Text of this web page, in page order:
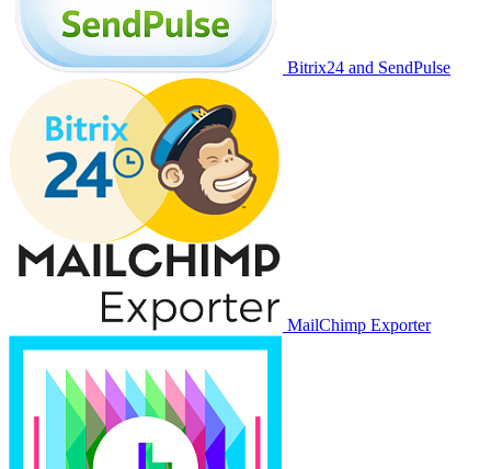
Bitrix24 and SendPulse
MailChimp Exporter